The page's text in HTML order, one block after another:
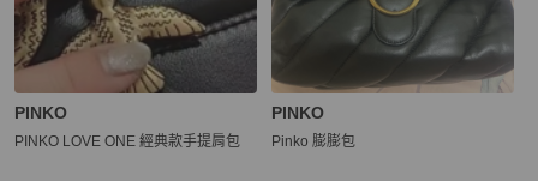
PINKO
PINKO LOVE ONE 經典款手提肩包
PINKO
Pinko 膨膨包